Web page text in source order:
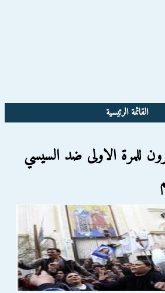
القائمة الرئيسية
للمرة الاولى ضد السيسي